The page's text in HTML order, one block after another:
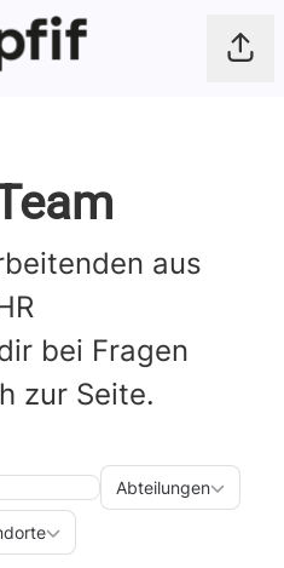
aus
bei Fragen
zur Seite.
Abteilungen
Abteilungen
Standorte